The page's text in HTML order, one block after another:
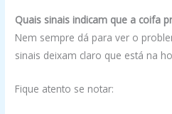
Quais sinais indicam que a coifa
Nem sempre dá para ver o
sinais deixam claro que está na
Fique atento se notar: